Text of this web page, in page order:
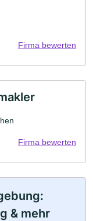
Firma bewerten
Firma bewerten
& mehr